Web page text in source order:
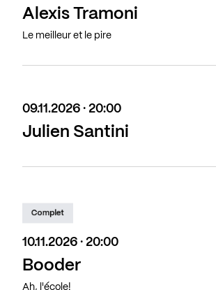
Alexis Tramoni
Le meilleur et le pire
09.11.2026 · 20:00
Julien Santini
Complet
10.11.2026 · 20:00
Booder
Ah, l'école!